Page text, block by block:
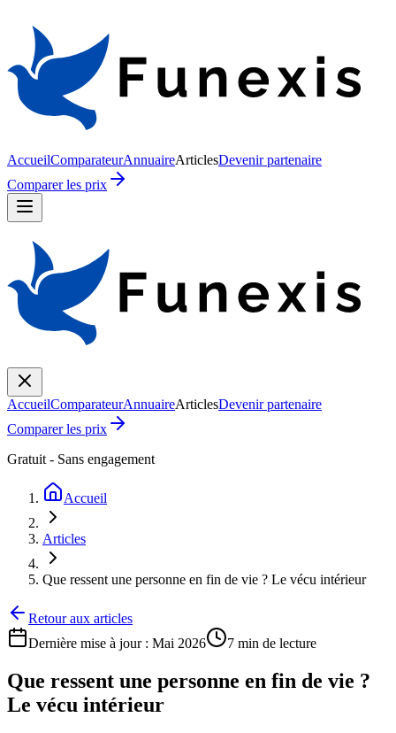
AccueilComparateurAnnuaireArticlesDevenir partenaire
Comparer les prix
AccueilComparateurAnnuaireArticlesDevenir partenaire
Comparer les prix
Gratuit - Sans engagement
Accueil
Articles
Que ressent une personne en fin de vie ? Le vécu intérieur
Retour aux articles
Dernière mise à jour : Mai 2026 7 min de lecture
Que ressent une personne en fin de vie ?
Le vécu intérieur